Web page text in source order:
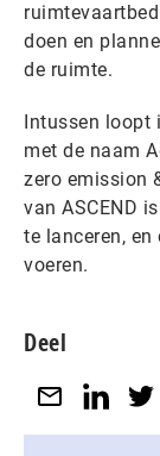
doen en
de ruimte.
Intussen loopt
met de naam
zero emission
van ASCEND
te lanceren,
voeren.
Deel